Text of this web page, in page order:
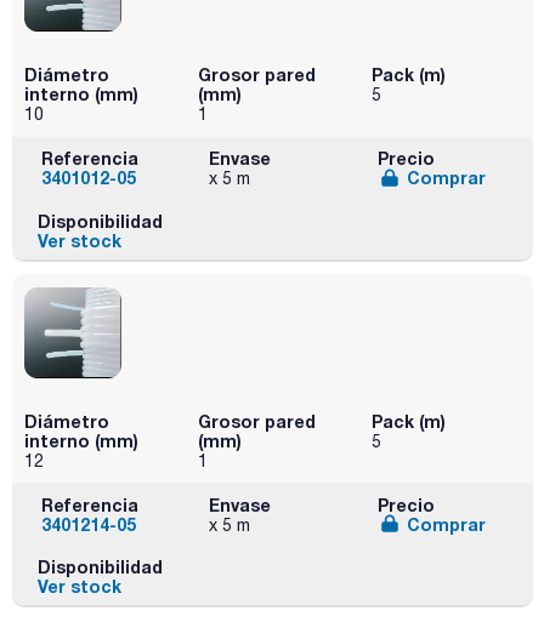
Diámetro
interno (mm)
10
Grosor pared
(mm)
1
Pack (m)
5
Referencia
3401012-05
Envase
x 5 m
Precio
Comprar
Disponibilidad
Ver stock
Diámetro
interno (mm)
12
Grosor pared
(mm)
1
Pack (m)
5
Referencia
3401214-05
Envase
x 5 m
Precio
Comprar
Disponibilidad
Ver stock